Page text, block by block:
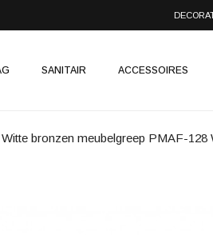
SANITAIR ACCESSOIRES
Witte bronzen meubelgreep PMAF-128